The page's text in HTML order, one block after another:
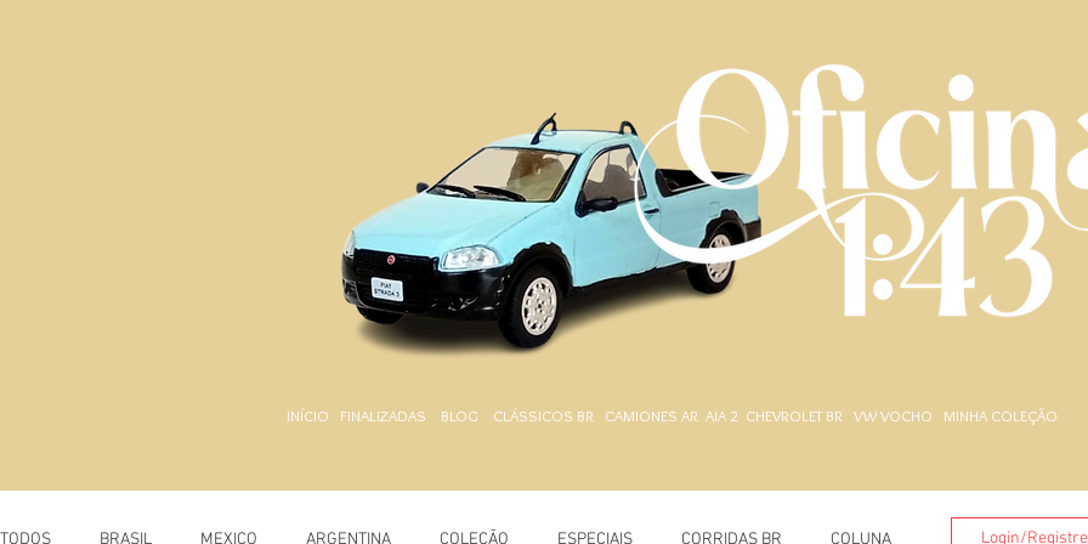
.
INÍCIO FINALIZADAS BLOG CLÁSSICOS BR CAMIONES AR AIA 2 CHEVROLET BR VW VOCHO MINHA COLEÇÃO
TODOS BRASIL MEXICO ARGENTINA COLEÇÃO ESPECIAIS CORRIDAS BR COLUNA Login/